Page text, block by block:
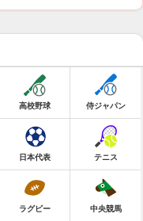
高校野球 侍ジャパン
日本代表 テニス
ラグビー 中央競馬